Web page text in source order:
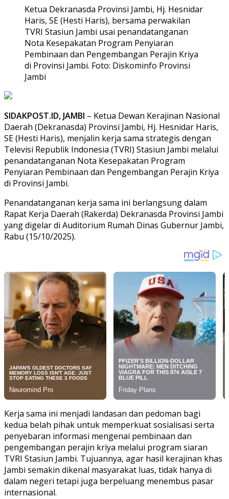
Ketua Dekranasda Provinsi Jambi, Hj. Hesnidar
Haris, SE (Hesti Haris), bersama perwakilan
TVRI Stasiun Jambi usai penandatanganan
Nota Kesepakatan Program Penyiaran
Pembinaan dan Pengembangan Perajin Kriya
di Provinsi Jambi. Foto: Diskominfo Provinsi
Jambi
SIDAKPOST.ID, JAMBI – Ketua Dewan Kerajinan Nasional
Daerah (Dekranasda) Provinsi Jambi, Hj. Hesnidar Haris,
SE (Hesti Haris), menjalin kerja sama strategis dengan
Televisi Republik Indonesia (TVRI) Stasiun Jambi melalui
penandatanganan Nota Kesepakatan Program
Penyiaran Pembinaan dan Pengembangan Perajin Kriya
di Provinsi Jambi.
Penandatanganan kerja sama ini berlangsung dalam
Rapat Kerja Daerah (Rakerda) Dekranasda Provinsi Jambi
yang digelar di Auditorium Rumah Dinas Gubernur Jambi,
Rabu (15/10/2025).
Kerja sama ini menjadi landasan dan pedoman bagi
kedua belah pihak untuk memperkuat sosialisasi serta
penyebaran informasi mengenai pembinaan dan
pengembangan perajin kriya melalui program siaran
TVRI Stasiun Jambi. Tujuannya, agar hasil kerajinan khas
Jambi semakin dikenal masyarakat luas, tidak hanya di
dalam negeri tetapi juga berpeluang menembus pasar
internasional.